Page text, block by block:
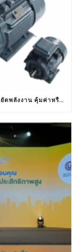
เปลี่ยนมอเตอร์ IE2 เป็น IE3 ดีไหม? ประหยัดพลังงาน คุ้มค่าหรือไม่ ?